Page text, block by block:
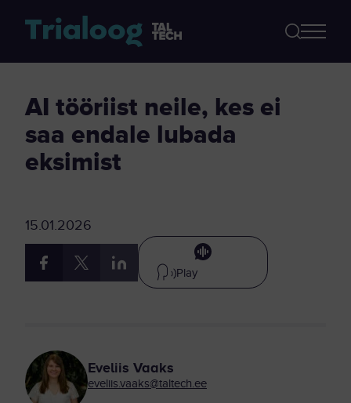
AI tööriist neile, kes ei
saa endale lubada
eksimist
15.01.2026
Play
Eveliis Vaaks
eveliis.vaaks@taltech.ee